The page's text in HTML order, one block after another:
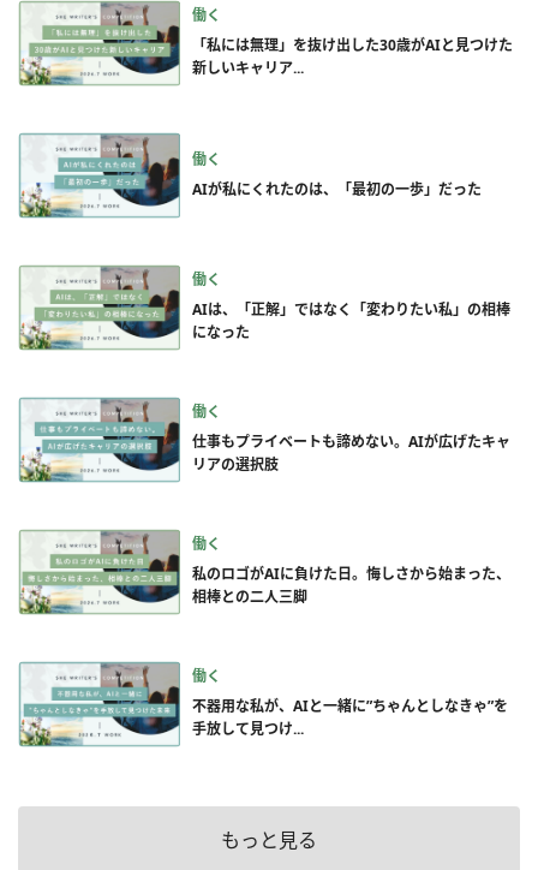
働く
「私には無理」を抜け出した30歳がAIと見つけた
新しいキャリア...
働く
AIが私にくれたのは、「最初の一歩」だった
働く
AIは、「正解」ではなく「変わりたい私」の相棒
になった
働く
仕事もプライベートも諦めない。AIが広げたキャ
リアの選択肢
働く
私のロゴがAIに負けた日。悔しさから始まった、
相棒との二人三脚
働く
不器用な私が、AIと一緒に”ちゃんとしなきゃ”を
手放して見つけ...
もっと見る